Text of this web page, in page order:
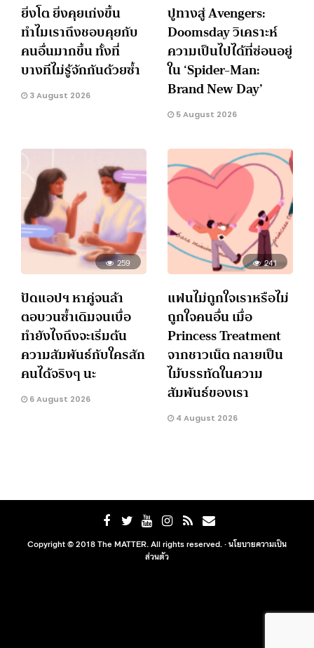
ยิ่งโต ยิ่งคุยเก่งขึ้น
ทำไมเราถึงชอบคุยกับ
คนอื่นมากขึ้น ทั้งที่
บางทีไม่รู้จักกันด้วยซ้ำ
3 August 2026
ปูทางสู่ Avengers:
Doomsday วิเคราะห์
ความเป็นไปได้ที่ซ่อนอยู่
ใน ‘Spider-Man:
Brand New Day’
5 August 2026
259
ปัดแอปฯ หาคู่จนล้า
ตอบวนซ้ำเดิมจนเบื่อ
ทำยังไงถึงจะเริ่มต้น
ความสัมพันธ์กับใครสัก
คนได้จริงๆ นะ
6 August 2026
241
แฟนไม่ถูกใจเราหรือไม่
ถูกใจคนอื่น เมื่อ
Princess Treatment
จากชาวเน็ต กลายเป็น
ไม้บรรทัดในความ
สัมพันธ์ของเรา
4 August 2026
Copyright © 2018 The MATTER. All rights reserved. ·นโยบายความเป็น
ส่วนตัว